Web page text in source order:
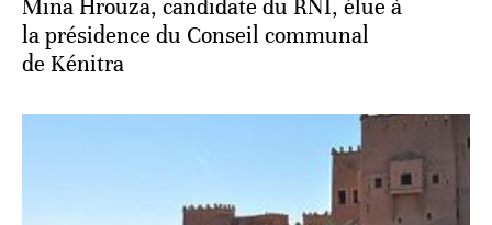
Mina Hrouza, candidate du RNI, élue à
la présidence du Conseil communal
de Kénitra